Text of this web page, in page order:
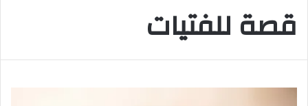
قصة للفتيات